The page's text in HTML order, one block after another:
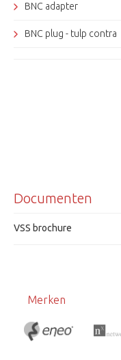
BNC adapter
BNC plug - tulp contra
Documenten
VSS brochure
Merken